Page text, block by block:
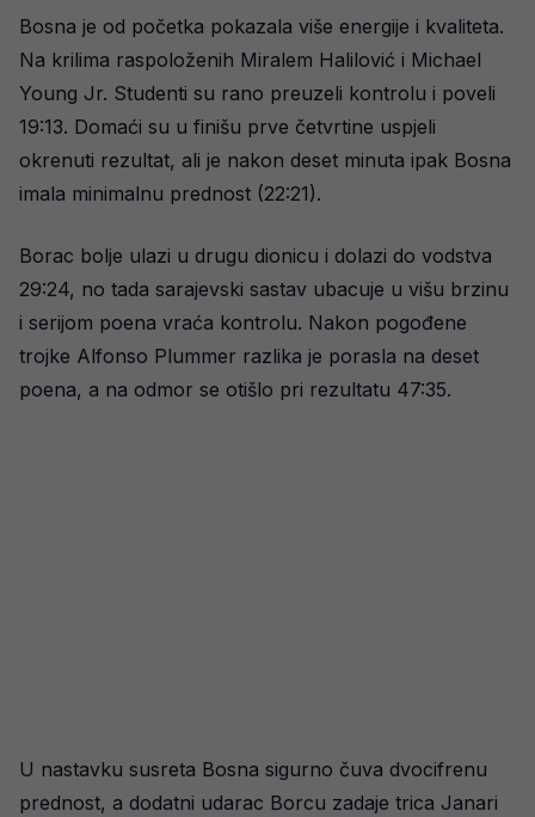
Bosna je od početka pokazala više energije i kvaliteta.
Na krilima raspoloženih Miralem Halilović i Michael
Young Jr. Studenti su rano preuzeli kontrolu i poveli
19:13. Domaći su u finišu prve četvrtine uspjeli
okrenuti rezultat, ali je nakon deset minuta ipak Bosna
imala minimalnu prednost (22:21).
Borac bolje ulazi u drugu dionicu i dolazi do vodstva
29:24, no tada sarajevski sastav ubacuje u višu brzinu
i serijom poena vraća kontrolu. Nakon pogođene
trojke Alfonso Plummer razlika je porasla na deset
poena, a na odmor se otišlo pri rezultatu 47:35.
U nastavku susreta Bosna sigurno čuva dvocifrenu
prednost, a dodatni udarac Borcu zadaje trica Janari